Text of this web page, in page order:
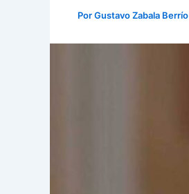
PorGustavo Zabala Berrío